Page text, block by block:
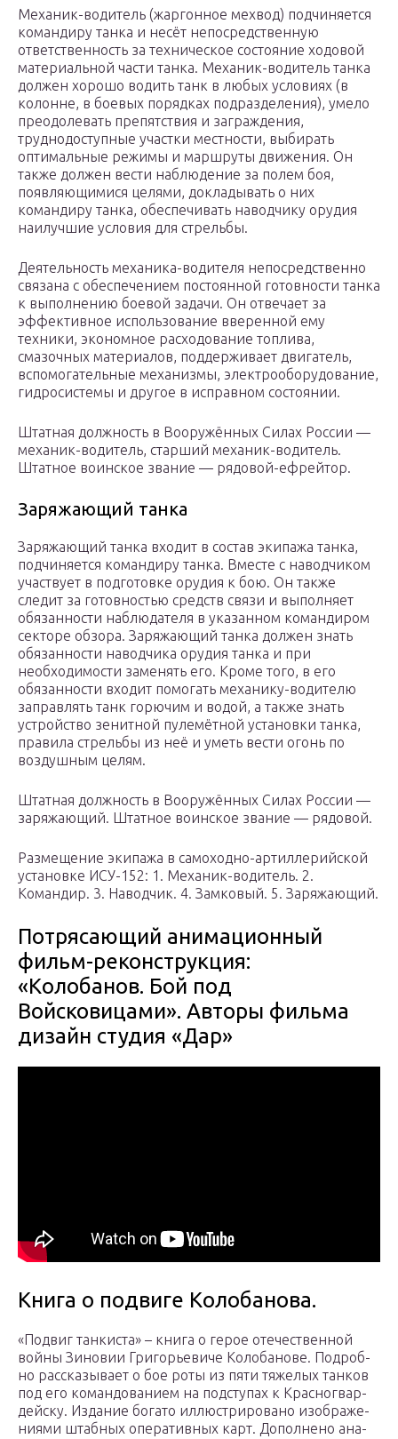
Механик-водитель (жаргонное мехвод) подчиняется
командиру танка и несёт непосредственную
ответственность за техническое состояние ходовой
материальной части танка. Механик-водитель танка
должен хорошо водить танк в любых условиях (в
колонне, в боевых порядках подразделения), умело
преодолевать препятствия и заграждения,
труднодоступные участки местности, выбирать
оптимальные режимы и маршруты движения. Он
также должен вести наблюдение за полем боя,
появляющимися целями, докладывать о них
командиру танка, обеспечивать наводчику орудия
наилучшие условия для стрельбы.
Деятельность механика-водителя непосредственно
связана с обеспечением постоянной готовности танка
к выполнению боевой задачи. Он отвечает за
эффективное использование вверенной ему
техники, экономное расходование топлива,
смазочных материалов, поддерживает двигатель,
вспомогательные механизмы, электрооборудование,
гидросистемы и другое в исправном состоянии.
Штатная должность в Вооружённых Силах России —
механик-водитель, старший механик-водитель.
Штатное воинское звание — рядовой-ефрейтор.
Заряжающий танка
Заряжающий танка входит в состав экипажа танка,
подчиняется командиру танка. Вместе с наводчиком
участвует в подготовке орудия к бою. Он также
следит за готовностью средств связи и выполняет
обязанности наблюдателя в указанном командиром
секторе обзора. Заряжающий танка должен знать
обязанности наводчика орудия танка и при
необходимости заменять его. Кроме того, в его
обязанности входит помогать механику-водителю
заправлять танк горючим и водой, а также знать
устройство зенитной пулемётной установки танка,
правила стрельбы из неё и уметь вести огонь по
воздушным целям.
Штатная должность в Вооружённых Силах России —
заряжающий. Штатное воинское звание — рядовой.
Размещение экипажа в самоходно-артиллерийской
установке ИСУ-152: 1. Механик-водитель. 2.
Командир. 3. Наводчик. 4. Замковый. 5. Заряжающий.
Потрясающий анимационный
фильм-реконструкция:
«Колобанов. Бой под
Войсковицами». Авторы фильма
дизайн студия «Дар»
Книга о подвиге Колобанова.
«По­двиг тан­ки­ста» – кни­га о ге­рое оте­че­ствен­ной
вой­ны Зи­но­вии Гри­горь­е­ви­че Ко­ло­ба­но­ве. По­дроб­
но рас­ска­зы­ва­ет о бое ро­ты из пя­ти тя­же­лых тан­ков
под его ко­ман­до­ва­ни­ем на под­сту­пах к Крас­но­гвар­
дей­ску. Из­да­ние бо­га­то ил­лю­стри­ро­ва­но изоб­ра­же­
ни­я­ми штаб­ных опе­ра­тив­ных карт. До­пол­не­но ана­